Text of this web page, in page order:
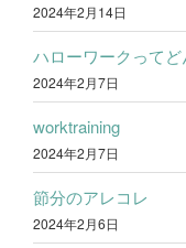
2024年2月14日
ハローワークってど
2024年2月7日
worktraining
2024年2月7日
節分のアレコレ
2024年2月6日